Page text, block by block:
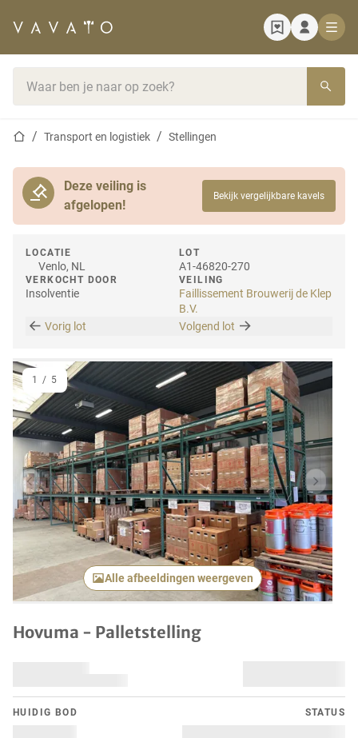
StartpaginaTransport en logistiek Stellingen
Deze veiling is
afgelopen!
Bekijk vergelijkbare kavels
LOCATIE
Venlo, NL
VERKOCHT DOOR
Insolventie
LOT
A1-46820-270
VEILING
Faillissement Brouwerij de Klep
B.V.
Vorig lot
Volgend lot
Vorig item
Alle afbeeldingen weergeven
1 / 5
Hovuma - Palletstelling
HUIDIG ​​BOD STATUS